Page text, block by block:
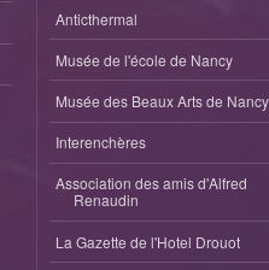
Anticthermal
Musée de l'école de Nancy
Musée des Beaux Arts de Nancy
Interenchères
Association des amis d'Alfred
Renaudin
La Gazette de l'Hotel Drouot